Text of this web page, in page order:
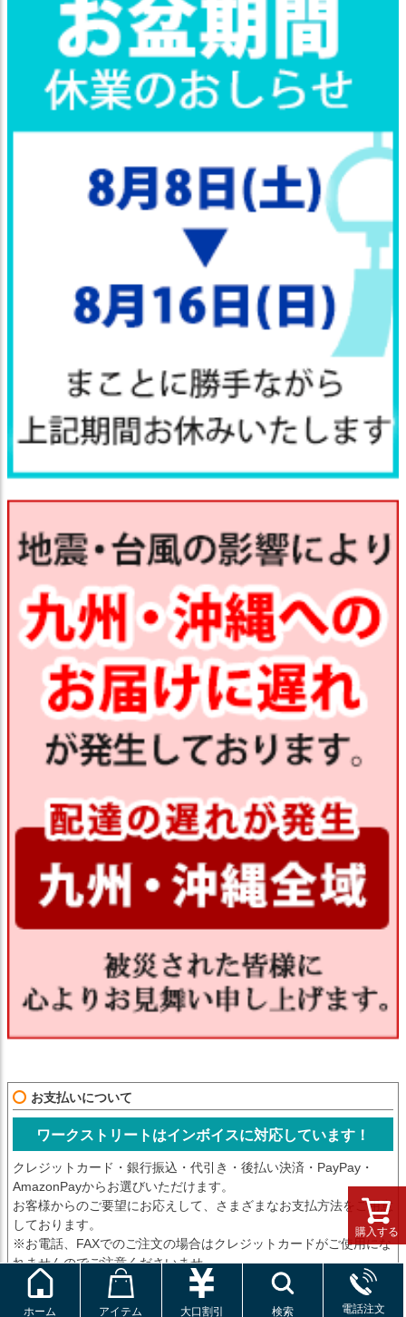
購入する
お支払いについて
ワークストリートはインボイスに対応しています！
クレジットカード・銀行振込・代引き・後払い決済・PayPay・
AmazonPayからお選びいただけます。
お客様からのご要望にお応えして、さまざまなお支払方法をご用意
しております。
※お電話、FAXでのご注文の場合はクレジットカードがご使用にな
れませんのでご注意くださいませ。
◇ 各種クレジットカード
ホーム アイテム 大口割引 検索 電話注文